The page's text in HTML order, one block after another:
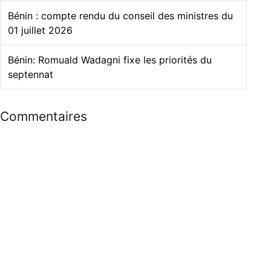
Bénin : compte rendu du conseil des ministres du
01 juillet 2026
Bénin: Romuald Wadagni fixe les priorités du
septennat
Commentaires